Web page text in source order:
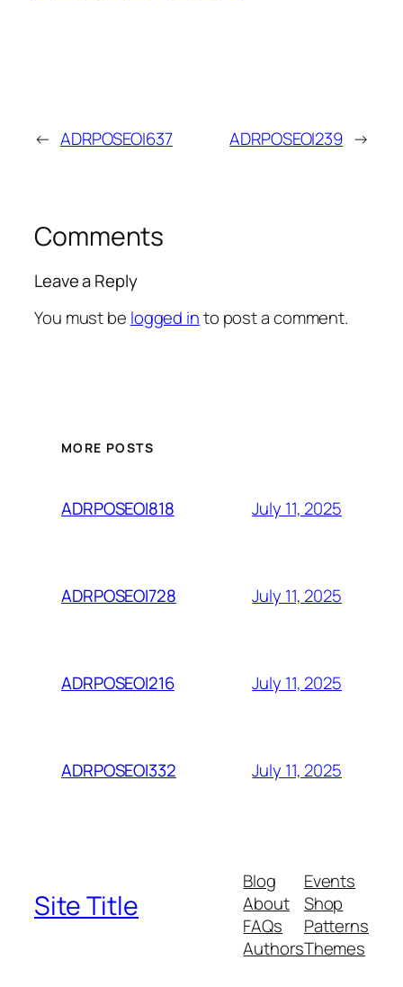
← ADRPOSEOI637 ADRPOSEOI239 →
Comments
Leave a Reply
You must be logged into post a comment.
MORE POSTS
ADRPOSEOI818 July 11, 2025
ADRPOSEOI728 July 11, 2025
ADRPOSEOI216 July 11, 2025
ADRPOSEOI332 July 11, 2025
Site Title
Blog
About
FAQs
Authors
Events
Shop
Patterns
Themes